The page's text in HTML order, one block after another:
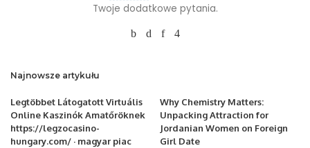
Twoje dodatkowe pytania.
Najnowsze artykułu
Legtöbbet Látogatott Virtuális
Online Kaszinók Amatőröknek
https://legzocasino-
hungary.com/ · magyar piac
Why Chemistry Matters:
Unpacking Attraction for
Jordanian Women on Foreign
Girl Date